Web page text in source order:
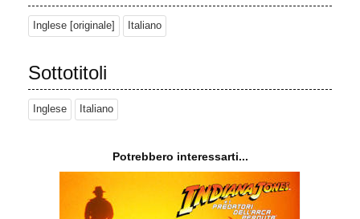
Inglese [originale] Italiano
Sottotitoli
Inglese Italiano
Potrebbero interessarti...